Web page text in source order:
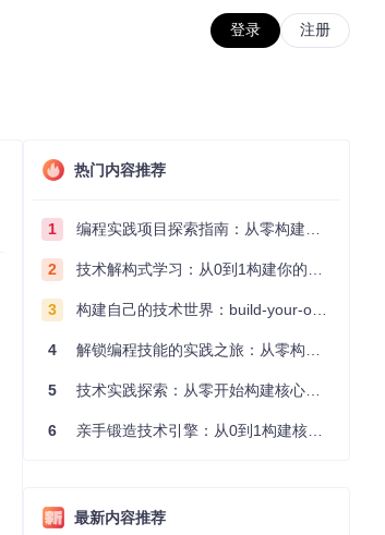
登录 注册
热门内容推荐
1 编程实践项目探索指南：从零构建技术能力体系
2 技术解构式学习：从0到1构建你的编程知识体系
3 构建自己的技术世界：build-your-own-x项目的实践探索指南
4 解锁编程技能的实践之旅：从零构建你的技术世界
5 技术实践探索：从零开始构建核心系统的实践指南
6 亲手锻造技术引擎：从0到1构建核心系统的实践指南
最新内容推荐